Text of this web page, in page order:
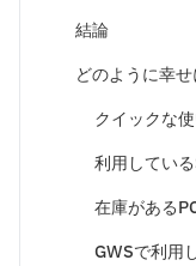
結論
どのように幸
クイックな
利用してい
在庫がある
GWSで利用